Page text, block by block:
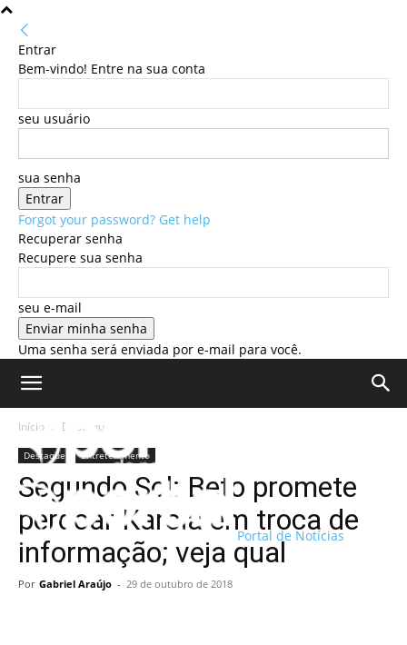
Entrar
Bem-vindo! Entre na sua conta
seu usuário
sua senha
Forgot your password? Get help
Recuperar senha
Recupere sua senha
seu e-mail
Uma senha será enviada por e-mail para você.
Portal de Notícias
Início Destaque
Destaque Entretenimento
Segundo Sol: Beto promete
perdoar Karola em troca de
informação; veja qual
Por Gabriel Araújo - 29 de outubro de 2018